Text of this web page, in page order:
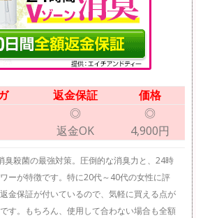
返金保証
価格
◎
返金OK
◎
4,900円
臭殺菌の最強対策。圧倒的な消臭力と、24時
ーが特徴です。特に20代～40代の女性に評
金保証が付いているので、気軽に買える点が
す。もちろん、使用して合わない場合も全額